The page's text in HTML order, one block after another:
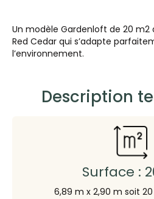
Un modèle Gardenloft de 20
Red Cedar qui s’adapte
l’environnement.
Description
Surface :
6,89 m x 2,90 m soit